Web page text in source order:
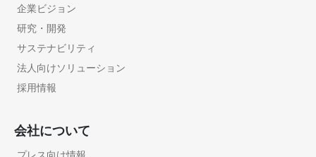
企業ビジョン
研究・開発
サステナビリティ
法人向けソリューション
採用情報
会社について